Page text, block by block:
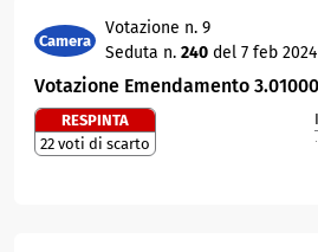
Camera
Votazione n. 9
Seduta n. 240 del 7 feb 2024
Votazione Emendamento
RESPINTA
22 voti di scarto